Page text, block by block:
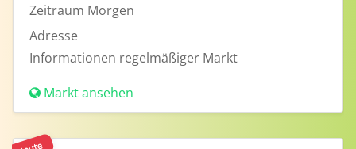
Zeitraum Morgen
Adresse
Informationen regelmäßiger Markt
Markt ansehen